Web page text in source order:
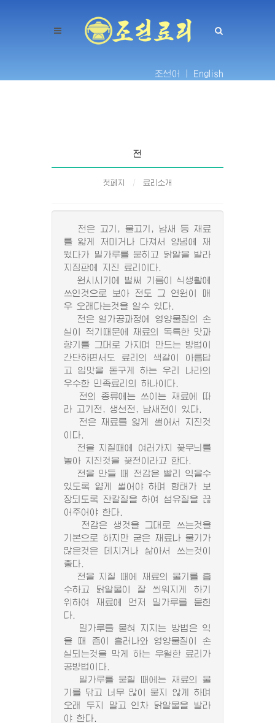
조선어 | English
전
첫페지 료리소개
전은 고기, 물고기, 남새 등 재료
를 얇게 저미거나 다져서 양념에 재
웠다가 밀가루를 묻히고 닭알을 발라
지짐판에 지진 료리이다.
원시시기에 벌써 기름이 식생활에
쓰인것으로 보아 전도 그 연원이 매
우 오래다는것을 알수 있다.
전은 열가공과정에 영양물질의 손
실이 적기때문에 재료의 독특한 맛과
향기를 그대로 가지며 만드는 방법이
간단하면서도 료리의 색갈이 아름답
고 입맛을 돋구게 하는 우리 나라의
우수한 민족료리의 하나이다.
전의 종류에는 쓰이는 재료에 따
라 고기전, 생선전, 남새전이 있다.
전은 재료를 얇게 썰어서 지진것
이다.
전을 지질때에 여러가지 꽃무늬를
놓아 지진것을 꽃전이라고 한다.
전을 만들 때 전감은 빨리 익을수
있도록 얇게 썰어야 하며 형태가 보
장되도록 잔칼질을 하여 섬유질을 끊
어주어야 한다.
전감은 생것을 그대로 쓰는것을
기본으로 하지만 굳은 재료나 물기가
많은것은 데치거나 삶아서 쓰는것이
좋다.
전을 지질 때에 재료의 물기를 흡
수하고 닭알물이 잘 씌워지게 하기
위하여 재료에 먼저 밀가루를 묻힌
다.
밀가루를 묻혀 지지는 방법은 익
을 때 즙이 흘러나와 영양물질이 손
실되는것을 막게 하는 우월한 료리가
공방법이다.
밀가루를 묻힐 때에는 재료의 물
기를 닦고 너무 많이 묻지 않게 하며
오래 두지 말고 인차 닭알물을 발라
야 한다.